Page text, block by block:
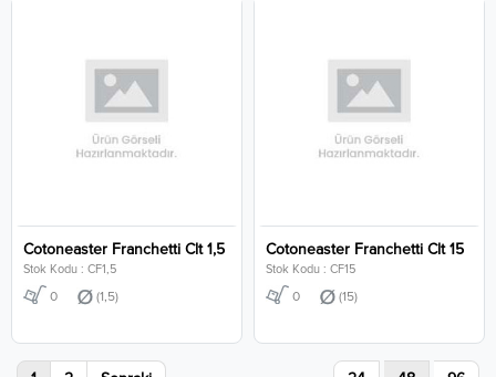
Cotoneaster Franchetti Clt 1,5
Stok Kodu : CF1,5
0 (1,5)
Cotoneaster Franchetti Clt 15
Stok Kodu : CF15
0 (15)